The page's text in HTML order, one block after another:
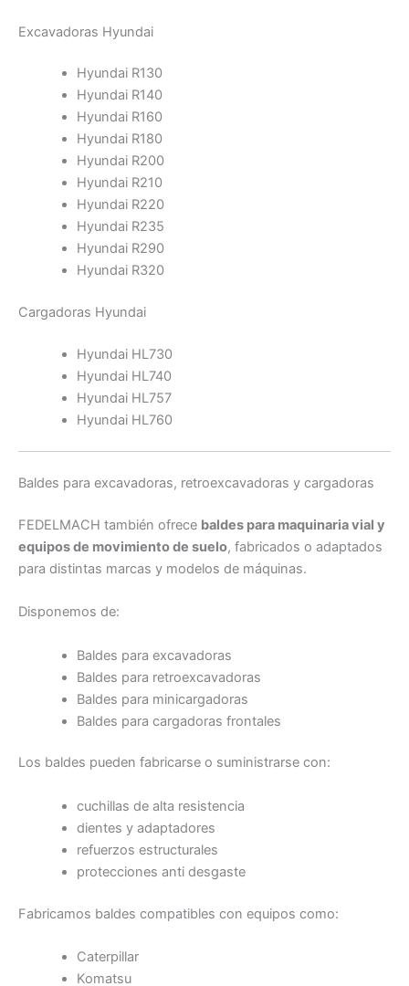
Excavadoras Hyundai
Hyundai R130
Hyundai R140
Hyundai R160
Hyundai R180
Hyundai R200
Hyundai R210
Hyundai R220
Hyundai R235
Hyundai R290
Hyundai R320
Cargadoras Hyundai
Hyundai HL730
Hyundai HL740
Hyundai HL757
Hyundai HL760
Baldes para excavadoras, retroexcavadoras y cargadoras
FEDELMACH también ofrece baldes para maquinaria vial y
equipos de movimiento de suelo, fabricados o adaptados
para distintas marcas y modelos de máquinas.
Disponemos de:
Baldes para excavadoras
Baldes para retroexcavadoras
Baldes para minicargadoras
Baldes para cargadoras frontales
Los baldes pueden fabricarse o suministrarse con:
cuchillas de alta resistencia
dientes y adaptadores
refuerzos estructurales
protecciones anti desgaste
Fabricamos baldes compatibles con equipos como:
Caterpillar
Komatsu